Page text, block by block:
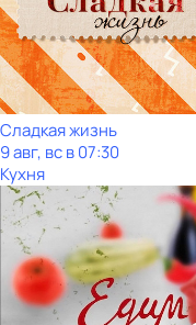
Сладкая жизнь
9 авг, вс в 07:30
Кухня